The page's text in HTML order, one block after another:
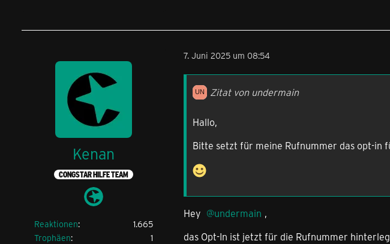
Kenan
CONGSTAR HILFE TEAM
Reaktionen
1.665
Trophäen
1
7. Juni 2025 um 08:54
Zitat von undermain
Hallo,
Bitte setzt für meine Rufnummer das opt-in
Hey undermain ,
das Opt-In ist jetzt für die Rufnummer